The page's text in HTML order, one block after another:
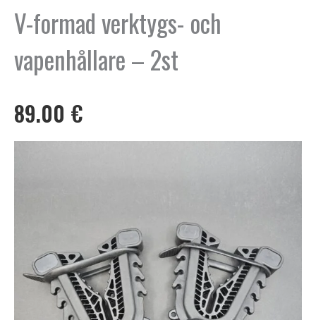
V-formad verktygs- och
vapenhållare – 2st
89.00 €